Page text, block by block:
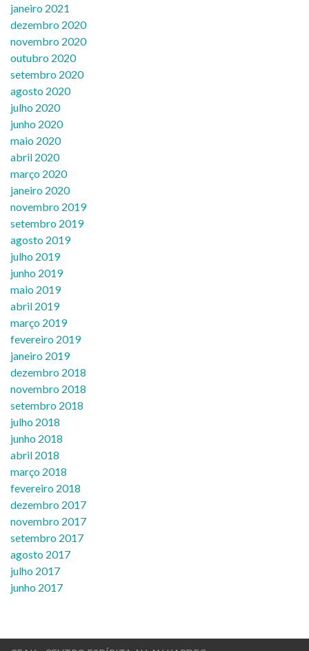
janeiro 2021
dezembro 2020
novembro 2020
outubro 2020
setembro 2020
agosto 2020
julho 2020
junho 2020
maio 2020
abril 2020
março 2020
janeiro 2020
novembro 2019
setembro 2019
agosto 2019
julho 2019
junho 2019
maio 2019
abril 2019
março 2019
fevereiro 2019
janeiro 2019
dezembro 2018
novembro 2018
setembro 2018
julho 2018
junho 2018
abril 2018
março 2018
fevereiro 2018
dezembro 2017
novembro 2017
setembro 2017
agosto 2017
julho 2017
junho 2017